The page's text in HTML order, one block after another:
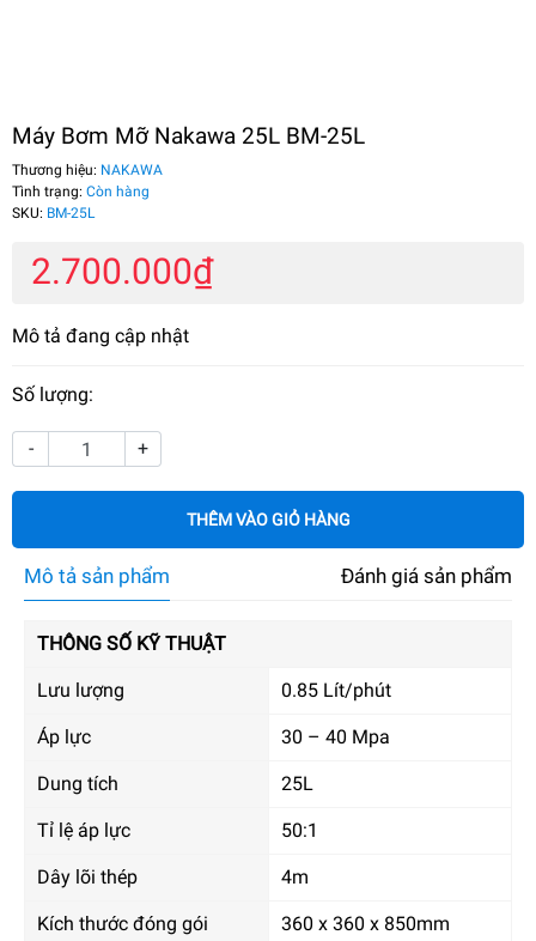
Máy Bơm Mỡ Nakawa 25L BM-25L
Thương hiệu: NAKAWA
Tình trạng: Còn hàng
SKU: BM-25L
2.700.000₫
Mô tả đang cập nhật
Số lượng:
- +
THÊM VÀO GIỎ HÀNG
Mô tả sản phẩm Đánh giá sản phẩm
THÔNG SỐ KỸ THUẬT
Lưu lượng 0.85 Lít/phút
Áp lực 30 – 40 Mpa
Dung tích 25L
Tỉ lệ áp lực 50:1
Dây lõi thép 4m
Kích thước đóng gói 360 x 360 x 850mm